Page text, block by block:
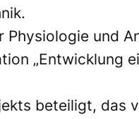
und
„Entwicklung
beteiligt, das